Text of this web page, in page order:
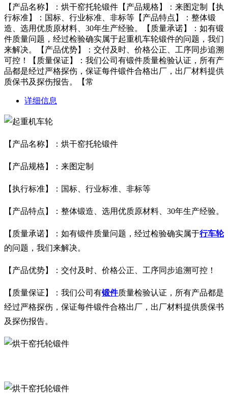
【产品名称】：烘干窑托轮锻件【产品规格】：来图定制【执
行标准】：国标、行业标准、非标等【产品特点】：整体锻
造、选用优质原材料、30年生产经验。【质量承诺】：如有锻
件质量问题，经过检验确实属于起重机车轮锻件的问题，我们
来解决。【产品优势】：交付及时、价格公正、工序同步追溯
可控！【质量保证】：我们公司有锻件质量检验认证，所有产
品都是经过严格探伤，保证每件锻件合格出厂，出厂材料提供
质保书及探伤报告。【常
详细信息
【产品名称】：烘干窑托轮锻件
【产品规格】：来图定制
【执行标准】：国标、行业标准、非标等
【产品特点】：整体锻造、选用优质原材料、30年生产经验。
【质量承诺】：如有锻件质量问题，经过检验确实属于行车轮
的问题，我们来解决。
【产品优势】：交付及时、价格公正、工序同步追溯可控！
【质量保证】：我们公司有锻件质量检验认证，所有产品都是
经过严格探伤，保证每件锻件合格出厂，出厂材料提供质保书
及探伤报告。